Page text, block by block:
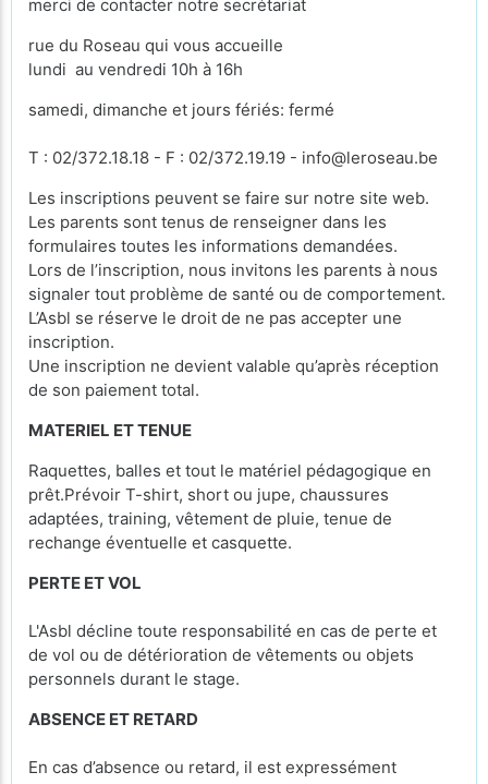
merci de contacter notre secrétariat
rue du Roseau qui vous accueille
lundi au vendredi 10h à 16h
samedi, dimanche et jours fériés: fermé
T : 02/372.18.18 - F : 02/372.19.19 - info@leroseau.be
Les inscriptions peuvent se faire sur notre site web.
Les parents sont tenus de renseigner dans les
formulaires toutes les informations demandées.
Lors de l’inscription, nous invitons les parents à nous
signaler tout problème de santé ou de comportement.
L’Asbl se réserve le droit de ne pas accepter une
inscription.
Une inscription ne devient valable qu’après réception
de son paiement total.
MATERIEL ET TENUE
Raquettes, balles et tout le matériel pédagogique en
prêt.Prévoir T-shirt, short ou jupe, chaussures
adaptées, training, vêtement de pluie, tenue de
rechange éventuelle et casquette.
PERTE ET VOL
L'Asbl décline toute responsabilité en cas de perte et
de vol ou de détérioration de vêtements ou objets
personnels durant le stage.
ABSENCE ET RETARD
En cas d’absence ou retard, il est expressément